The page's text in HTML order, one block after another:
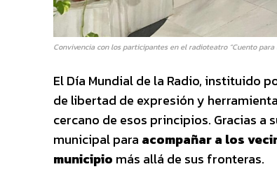
Convivencia con los participantes en el radioteatro “Cuento para
El Día Mundial de la Radio, instituido
de libertad de expresión y
cercano de esos principios. Gracias
municipal para acompañar a los
municipio más allá de sus fronteras.